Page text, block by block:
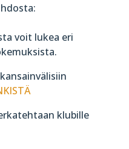
voit lukea eri
klubille